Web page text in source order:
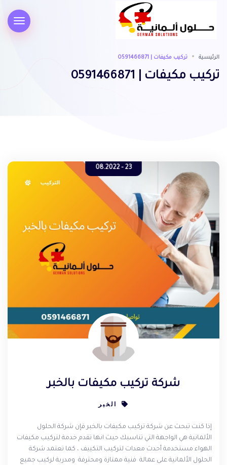
الرئيسية تركيب مكيفات | 0591466871
تركيب مكيفات | 0591466871
23 - 08.2022
شركة تركيب مكيفات بالخبر
الخبر
إذا كنت تبحث عن شركة تركيب مكيفات بالخبر فإن شركة الحلول
الألمانية هي الواجهة التي تناسبك حيث انها تقدم خدمة لتركيب مكيفات
الهواء مستخدمة أحدث معدات لتركيب التكييف ، كما تعتمد شركة
الحلول الألمانية على عمالة فنية ممتازة ومحترفة ومدربة لركيب جميع